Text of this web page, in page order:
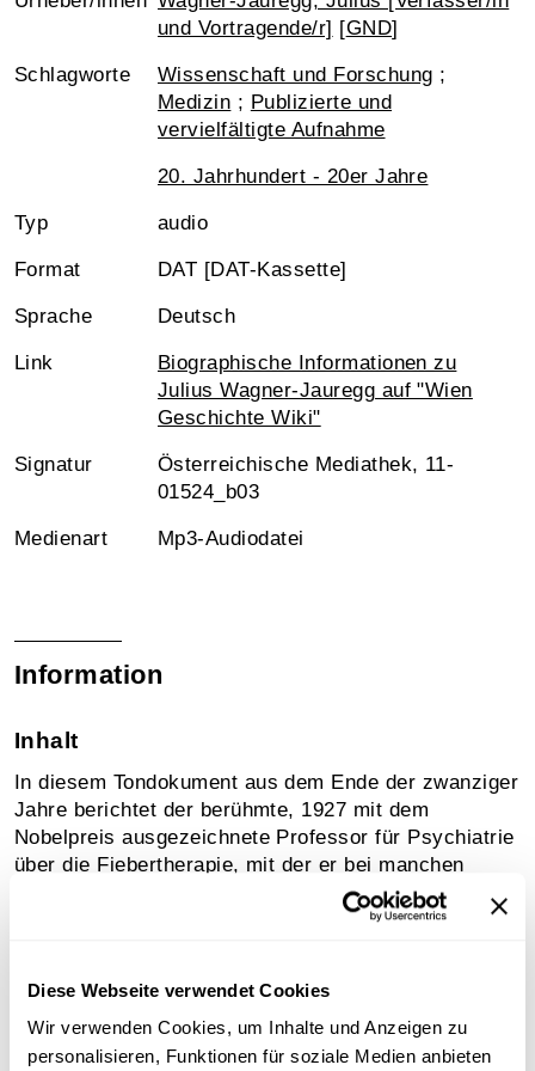
Diese Webseite verwendet Cookies
Wir verwenden Cookies, um Inhalte und Anzeigen zu
personalisieren, Funktionen für soziale Medien anbieten
und Vortragende/r] [GND]
Schlagworte Wissenschaft und Forschung ;
Medizin ; Publizierte und
vervielfältigte Aufnahme
20. Jahrhundert - 20er Jahre
Typ audio
Format DAT [DAT-Kassette]
Sprache Deutsch
Link
Biographische Informationen zu
Julius Wagner-Jauregg auf "Wien
Geschichte Wiki"
Signatur
Österreichische Mediathek, 11-
01524_b03
Medienart Mp3-Audiodatei
Information
Inhalt
In diesem Tondokument aus dem Ende der zwanziger
Jahre berichtet der berühmte, 1927 mit dem
Nobelpreis ausgezeichnete Professor für Psychiatrie
über die Fiebertherapie, mit der er bei manchen
Sammlung Frühe historische Tonaufnahmen